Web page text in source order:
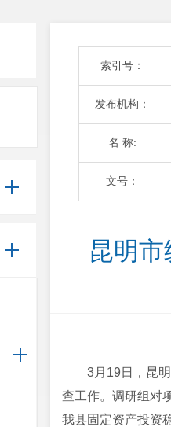
索引号：
发布机构：
名 称:
文号：
昆明
3月19日，昆
查工作。调研组对
我县固定资产投资